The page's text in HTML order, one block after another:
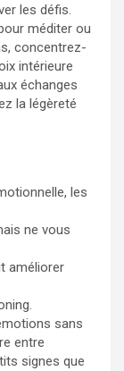
les défis.
méditer ou
concentrez-
intérieure
échanges
la légèreté
les
ne vous
améliorer
sans
entre
signes que